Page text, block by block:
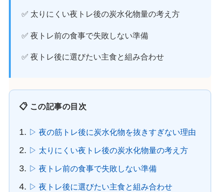
✅ 太りにくい夜トレ後の炭水化物量の考え方
✅ 夜トレ前の食事で失敗しない準備
✅ 夜トレ後に選びたい主食と組み合わせ
📋 この記事の目次
▷ 夜の筋トレ後に炭水化物を抜きすぎない理由
▷ 太りにくい夜トレ後の炭水化物量の考え方
▷ 夜トレ前の食事で失敗しない準備
▷ 夜トレ後に選びたい主食と組み合わせ